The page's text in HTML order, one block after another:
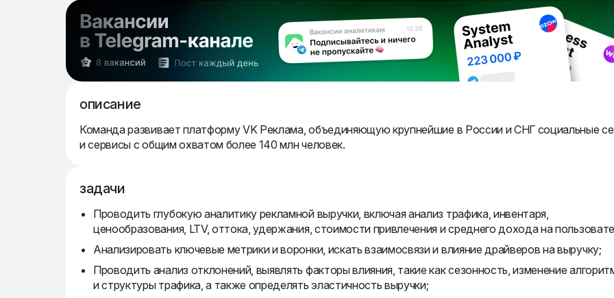
описание
Команда развивает платформу VK Реклама, объединяющую крупнейшие в России и СНГ социальные
и сервисы с общим охватом более 140 млн человек.
задачи
Проводить глубокую аналитику рекламной выручки, включая анализ трафика, инвентаря,
ценообразования, LTV, оттока, удержания, стоимости привлечения и среднего дохода на
Анализировать ключевые метрики и воронки, искать взаимосвязи и влияние драйверов на выручку;
Проводить анализ отклонений, выявлять факторы влияния, такие как сезонность, изменение
и структуры трафика, а также определять эластичность выручки;